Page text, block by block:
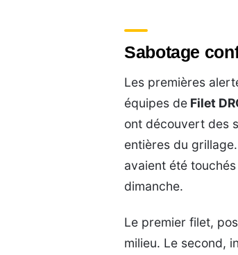
Sabotage
Les premières
équipes de Filet
ont découvert des
entières du
avaient été
dimanche.
Le premier filet,
milieu. Le second,